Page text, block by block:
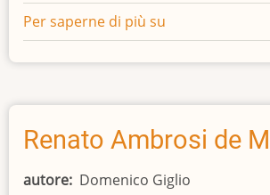
Per saperne di più su
la
Chiesa
Giuda
Renato Ambrosi de
autore Domenico Giglio